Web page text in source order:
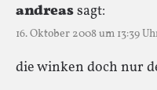
andreassagt:
16. Oktober 2008 um 13:39
die winken doch nur